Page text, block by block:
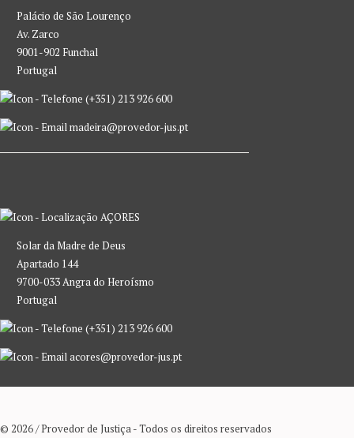
Palácio de São Lourenço
Av. Zarco
9001-902 Funchal
Portugal
(+351) 213 926 600
madeira@provedor-jus.pt
AÇORES
Solar da Madre de Deus
Apartado 144
9700-033 Angra do Heroísmo
Portugal
(+351) 213 926 600
acores@provedor-jus.pt
© 2026 / Provedor de Justiça - Todos os direitos reservados